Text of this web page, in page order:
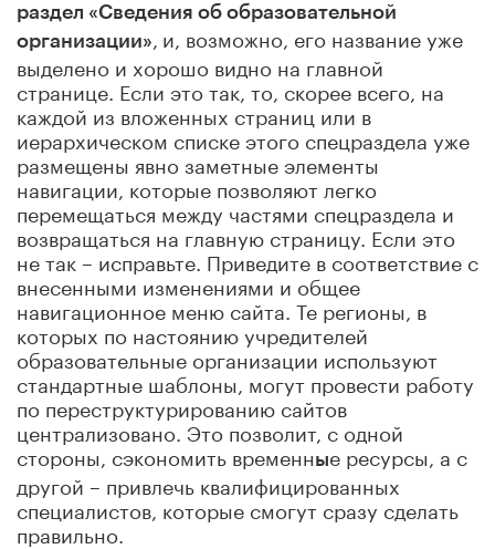
раздел «Сведения об образовательной
организации»
и, возможно, его название уже
выделено и хорошо видно на главной
странице. Если это так, то, скорее всего, на
каждой из вложенных страниц или в
иерархическом списке этого спецраздела уже
размещены явно заметные элементы
навигации, которые позволяют легко
перемещаться между частями спецраздела и
возвращаться на главную страницу. Если это
не так – исправьте. Приведите в соответствие с
внесенными изменениями и общее
навигационное меню сайта. Те регионы, в
которых по настоянию учредителей
образовательные организации используют
стандартные шаблоны, могут провести работу
по переструктурированию сайтов
централизовано. Это позволит, с одной
стороны, сэкономить временные ресурсы, а с
другой – привлечь квалифицированных
специалистов, которые смогут сразу сделать
правильно.